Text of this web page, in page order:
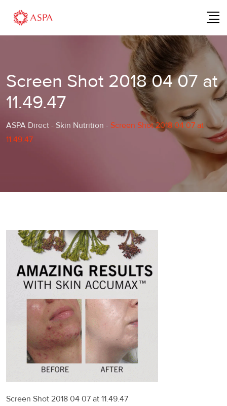
content
Screen Shot 2018 04 07 at
11.49.47
ASPA Direct - Skin Nutrition - Screen Shot 2018 04 07 at
11.49.47
Screen Shot 2018 04 07 at 11.49.47